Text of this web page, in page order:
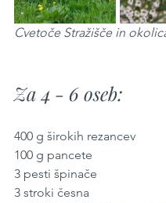
Cvetoče Stražišče in
Za 4 - 6 oseb:
400 g širokih rezancev
100 g pancete
3 pesti špinače
3 stroki česna